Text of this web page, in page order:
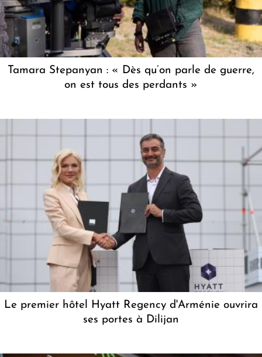
Tamara Stepanyan : « Dès qu’on parle de guerre,
on est tous des perdants »
Le premier hôtel Hyatt Regency d'Arménie ouvrira
ses portes à Dilijan